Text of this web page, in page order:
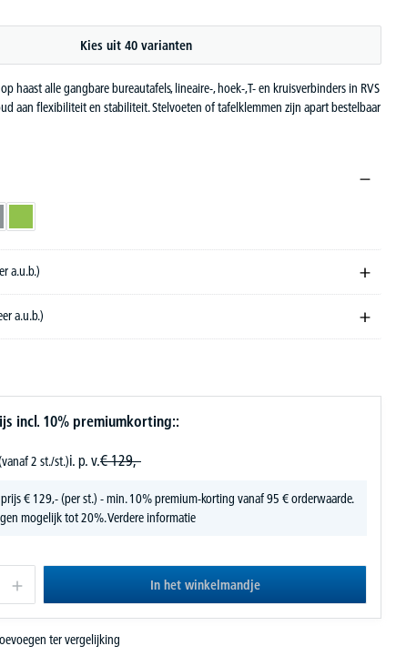
Kies uit 40 varianten
haast alle gangbare bureautafels, lineaire-, hoek-,T- en kruisverbinders in RVS
aan flexibiliteit en stabiliteit. Stelvoeten of tafelklemmen zijn apart bestelbaar
a.u.b.)
a.u.b.)
incl. 10% premiumkorting::
2 st./st.)i. p. v.€ 129,-
€ 129,-(per st.) - min. 10% premium-korting vanaf 95 € orderwaarde.
mogelijk tot 20%.Verdere informatie
In het winkelmandje
ter vergelijking